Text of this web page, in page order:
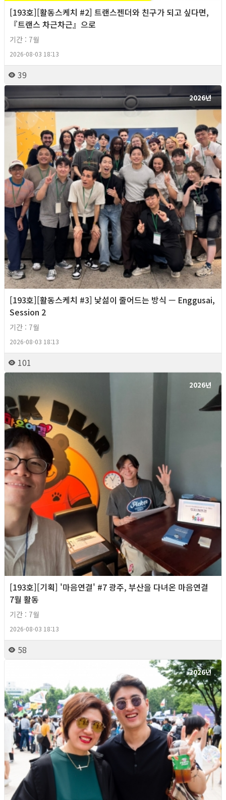
[193호][활동스케치 #2] 트랜스젠더와 친구가 되고 싶다면,
『트랜스 차근차근』으로
기간 : 7월
2026-08-03 18:13
39
2026년
[193호][활동스케치 #3] 낯섦이 줄어드는 방식 — Enggusai,
Session 2
기간 : 7월
2026-08-03 18:13
101
2026년
[193호][기획] '마음연결' #7 광주, 부산을 다녀온 마음연결
7월 활동
기간 : 7월
2026-08-03 18:13
58
2026년